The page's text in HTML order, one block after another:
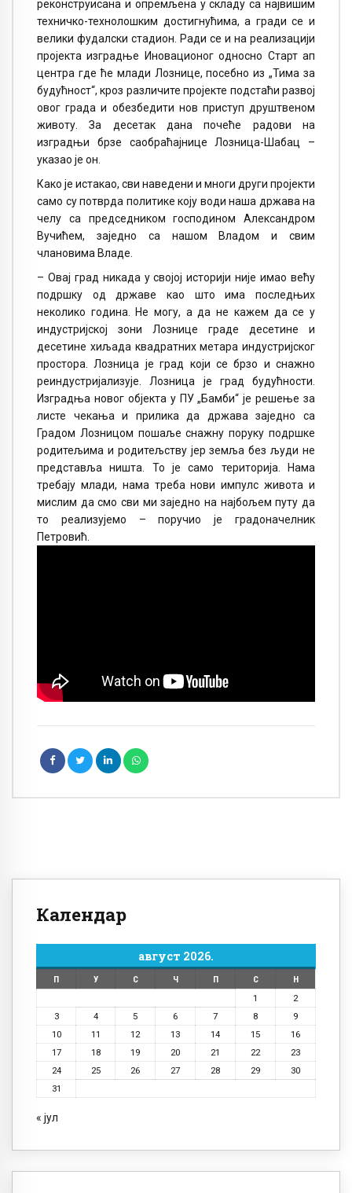
реконструисана и опремљена у складу са највишим
техничко-технолошким достигнућима, а гради се и
велики фудалски стадион. Ради се и на реализацији
пројекта изградње Иновационог односно Старт ап
центра где ће млади Лознице, посебно из „Тима за
будућност“, кроз различите пројекте подстаћи развој
овог града и обезбедити нов приступ друштвеном
животу. За десетак дана почеће радови на
изградњи брзе саобраћајнице Лозница-Шабац –
указао је он.
Како је истакао, сви наведени и многи други пројекти
само су потврда политике коју води наша држава на
челу са председником господином Александром
Вучићем, заједно са нашом Владом и свим
члановима Владе.
– Овај град никада у својој историји није имао већу
подршку од државе као што има последњих
неколико година. Не могу, а да не кажем да се у
индустријској зони Лознице граде десетине и
десетине хиљада квадратних метара индустријског
простора. Лозница је град који се брзо и снажно
реиндустријализује. Лозница је град будућности.
Изградња новог објекта у ПУ „Бамби“ је решење за
листе чекања и прилика да држава заједно са
Градом Лозницом пошаље снажну поруку подршке
родитељима и родитељству јер земља без људи не
представља ништа. То је само територија. Нама
требају млади, нама треба нови импулс живота и
мислим да смо сви ми заједно на најбољем путу да
то реализујемо – поручио је градоначелник
Петровић.
Календар
август 2026.
П У С Ч П С
Н
1
2
3
4 5 6 7 8
9
10
11 12 13 14 15
16
17
18 19 20 21 22
23
24
25 26 27 28 29
30
31
« јул